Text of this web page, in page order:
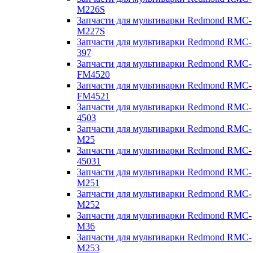
M226S
Запчасти для мультиварки Redmond RMC-
M227S
Запчасти для мультиварки Redmond RMC-
397
Запчасти для мультиварки Redmond RMC-
FM4520
Запчасти для мультиварки Redmond RMC-
FM4521
Запчасти для мультиварки Redmond RMC-
4503
Запчасти для мультиварки Redmond RMC-
M25
Запчасти для мультиварки Redmond RMC-
45031
Запчасти для мультиварки Redmond RMC-
M251
Запчасти для мультиварки Redmond RMC-
M252
Запчасти для мультиварки Redmond RMC-
M36
Запчасти для мультиварки Redmond RMC-
M253